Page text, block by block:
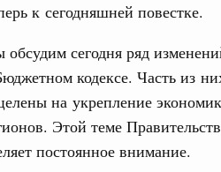
к сегодняшней повестке.
сегодня ряд
кодексе. Часть из
на укрепление
Этой теме
постоянное внимание.
профессиональное образование
Установлен
колледжей и
экономический союз.
Оверчука по